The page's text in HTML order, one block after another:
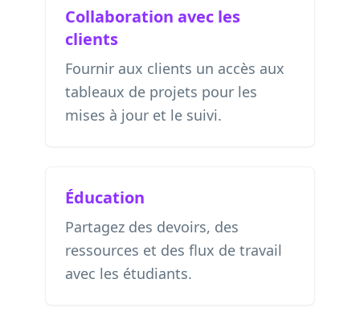
Collaboration avec les
clients
Fournir aux clients un accès aux
tableaux de projets pour les
mises à jour et le suivi.
Éducation
Partagez des devoirs, des
ressources et des flux de travail
avec les étudiants.